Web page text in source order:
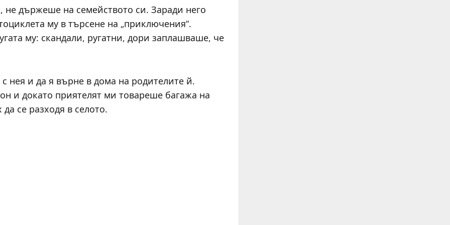
държеше на семейството си. Заради него
му в търсене на „приключения“.
му: скандали, ругатни, дори заплашваше, че
нея и да я върне в дома на родителите й.
и докато приятелят ми товареше багажа на
се разходя в селото.